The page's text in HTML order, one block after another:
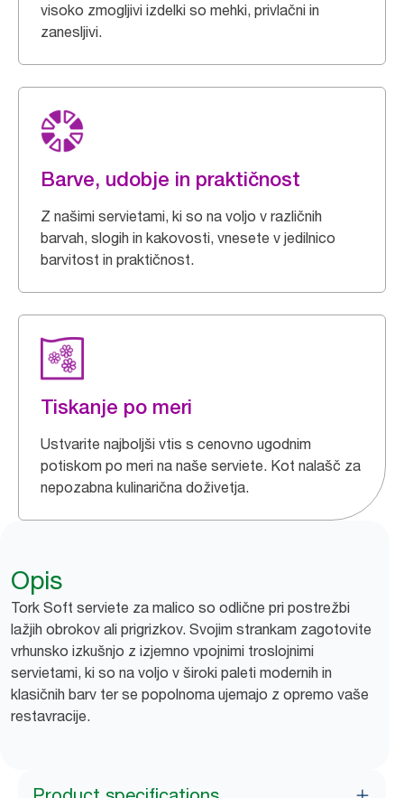
visoko zmogljivi izdelki so mehki, privlačni in
zanesljivi.
Barve, udobje in praktičnost
Z našimi servietami, ki so na voljo v različnih
barvah, slogih in kakovosti, vnesete v jedilnico
barvitost in praktičnost.
Tiskanje po meri
Ustvarite najboljši vtis s cenovno ugodnim
potiskom po meri na naše serviete. Kot nalašč za
nepozabna kulinarična doživetja.
Opis
Tork Soft serviete za malico so odlične pri postrežbi
lažjih obrokov ali prigrizkov. Svojim strankam zagotovite
vrhunsko izkušnjo z izjemno vpojnimi troslojnimi
servietami, ki so na voljo v široki paleti modernih in
klasičnih barv ter se popolnoma ujemajo z opremo vaše
restavracije.